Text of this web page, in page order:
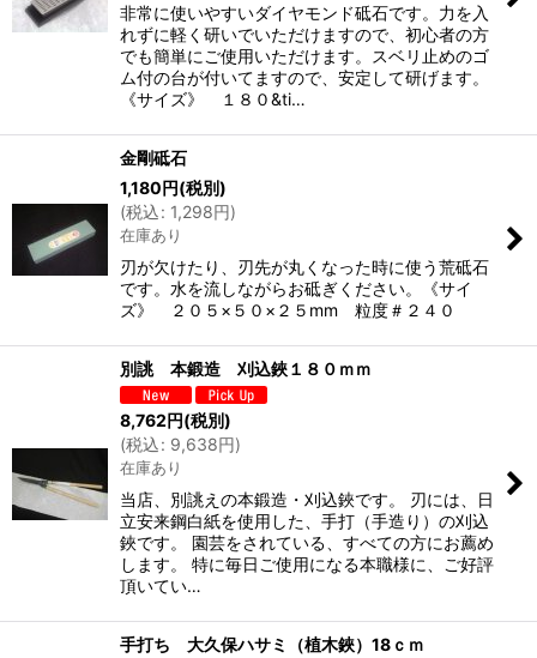
非常に使いやすいダイヤモンド砥石です。力を入
れずに軽く研いでいただけますので、初心者の方
でも簡単にご使用いただけます。スベリ止めのゴ
ム付の台が付いてますので、安定して研げます。
《サイズ》 １８０&ti…
金剛砥石
1,180円(税別)
(税込: 1,298円)
在庫あり
刃が欠けたり、刃先が丸くなった時に使う荒砥石
です。水を流しながらお砥ぎください。《サイ
ズ》 ２０５×５０×２５mm 粒度＃２４０
別誂 本鍛造 刈込鋏１８０ｍｍ
8,762円(税別)
(税込: 9,638円)
在庫あり
当店、別誂えの本鍛造・刈込鋏です。 刃には、日
立安来鋼白紙を使用した、手打（手造り）の刈込
鋏です。 園芸をされている、すべての方にお薦め
します。 特に毎日ご使用になる本職様に、ご好評
頂いてい…
手打ち 大久保ハサミ（植木鋏）18ｃｍ